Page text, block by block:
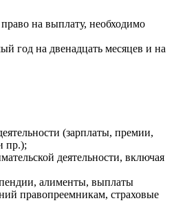
на выплату, необходимо
год на двенадцать месяцев и на
(зарплаты, премии,
пр.);
деятельности, включая
алименты, выплаты
правопреемникам, страховые